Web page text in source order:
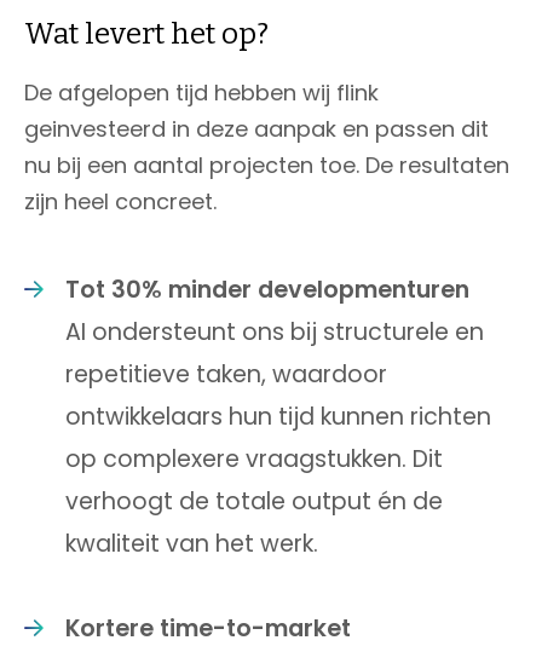
Wat levert het op?
De afgelopen tijd hebben wij flink
geinvesteerd in deze aanpak en passen dit
nu bij een aantal projecten toe. De resultaten
zijn heel concreet.
Tot 30% minder developmenturen
AI ondersteunt ons bij structurele en
repetitieve taken, waardoor
ontwikkelaars hun tijd kunnen richten
op complexere vraagstukken. Dit
verhoogt de totale output én de
kwaliteit van het werk.
Kortere time-to-market